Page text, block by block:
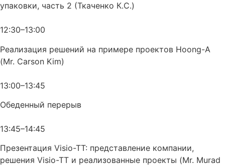
упаковки, часть 2 (Ткаченко К.С.)
12:30–13:00
Реализация решений на примере проектов Hoong-A
(Mr. Carson Kim)
13:00–13:45
Обеденный перерыв
13:45–14:45
Презентация Visio-TT: представление компании,
решения Visio-TT и реализованные проекты (Mr. Murad